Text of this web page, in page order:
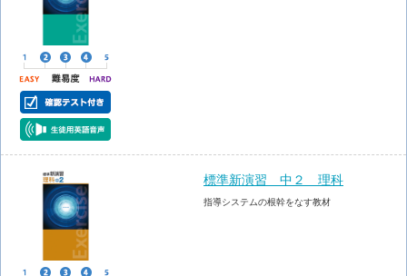
標準新演習 中２ 理科
指導システムの根幹をなす教材